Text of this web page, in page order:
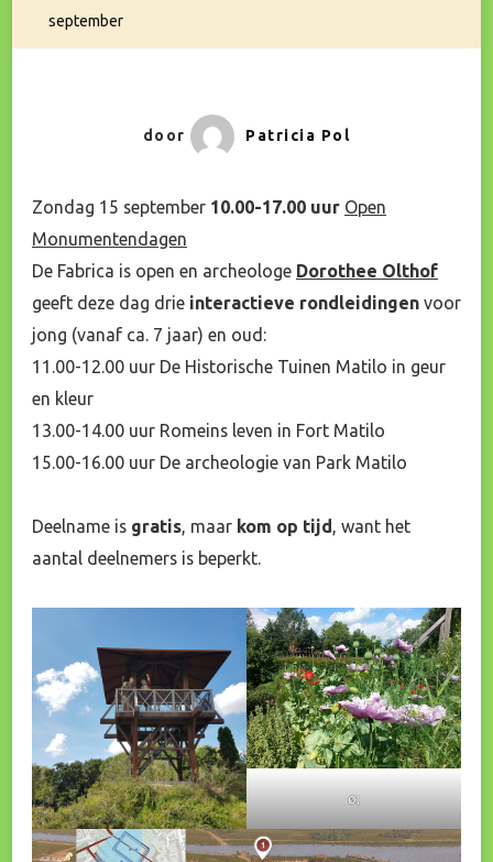
september
door Patricia Pol
Zondag 15 september 10.00-17.00 uur Open
Monumentendagen
De Fabrica is open en archeologe Dorothee Olthof
geeft deze dag drie interactieve rondleidingen voor
jong (vanaf ca. 7 jaar) en oud:
11.00-12.00 uur De Historische Tuinen Matilo in geur
en kleur
13.00-14.00 uur Romeins leven in Fort Matilo
15.00-16.00 uur De archeologie van Park Matilo
Deelname is gratis, maar kom op tijd, want het
aantal deelnemers is beperkt.
ø;